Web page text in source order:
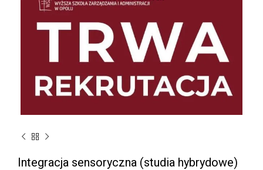
Integracja sensoryczna (studia hybrydowe)